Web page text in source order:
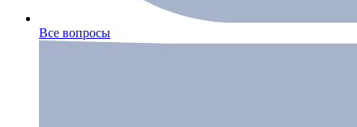
Все вопросы